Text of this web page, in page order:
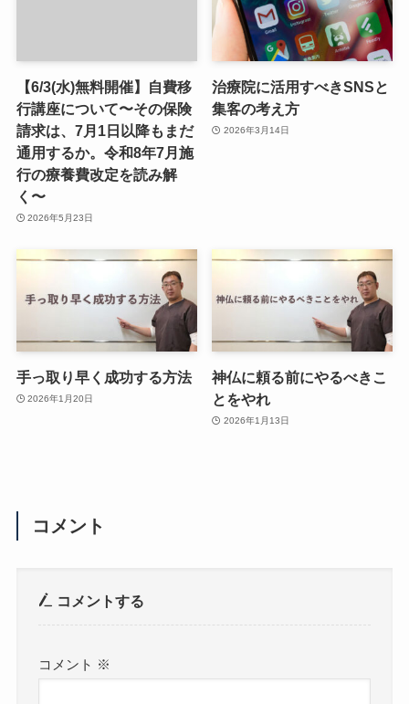
【6/3(水)無料開催】自費移
行講座について〜その保険
請求は、7月1日以降もまだ
通用するか。令和8年7月施
行の療養費改定を読み解
く〜
2026年5月23日
治療院に活用すべきSNSと
集客の考え方
2026年3月14日
手っ取り早く成功する方法
2026年1月20日
神仏に頼る前にやるべきこ
とをやれ
2026年1月13日
コメント
コメントする
コメント ※